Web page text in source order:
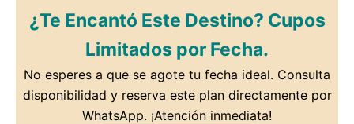
¿Te Encantó Este Destino? Cupos
Limitados por Fecha.
No esperes a que se agote tu fecha ideal. Consulta
disponibilidad y reserva este plan directamente por
WhatsApp. ¡Atención inmediata!